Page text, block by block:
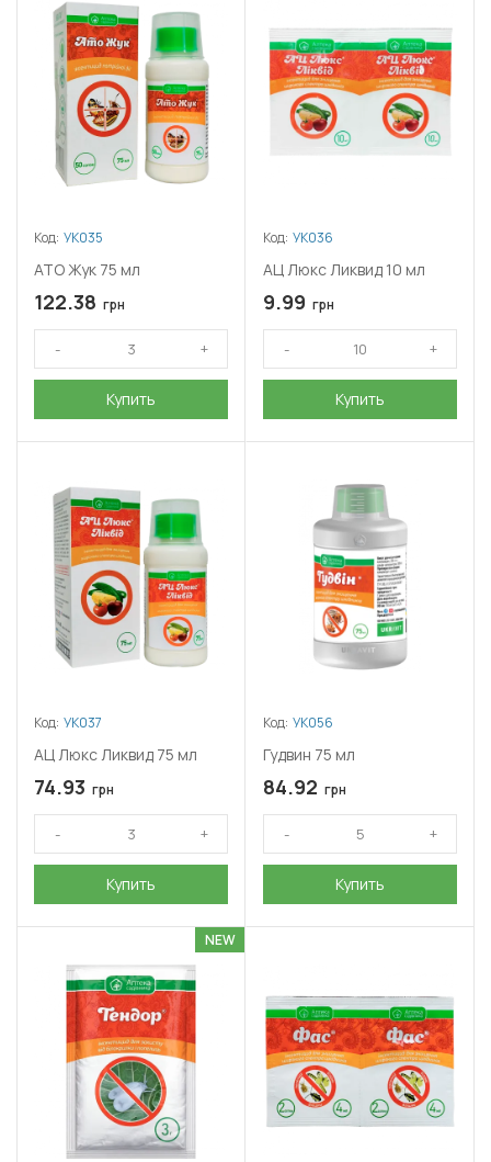
Код: УК035
АТО Жук 75 мл
122.38 грн
Купить
Код: УК036
АЦ Люкс Ликвид 10 мл
9.99 грн
Купить
Код: УК037
АЦ Люкс Ликвид 75 мл
74.93 грн
Купить
Код: УК056
Гудвин 75 мл
84.92 грн
Купить
NEW